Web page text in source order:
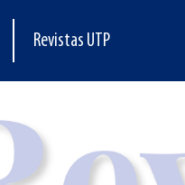
Revistas UTP